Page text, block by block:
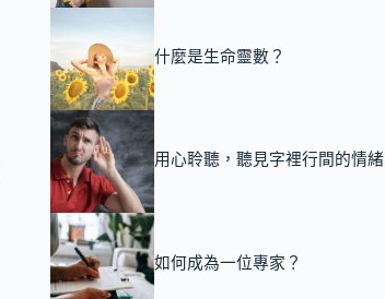
什麼是生命靈數？
用心聆聽，聽見字裡行間的情緒
如何成為一位專家？